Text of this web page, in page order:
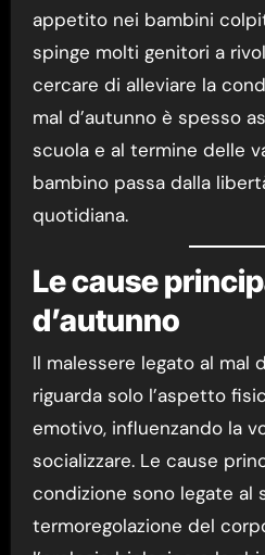
appetito nei bambini
spinge molti genitori a
cercare di alleviare la
mal d’autunno è spesso
scuola e al termine delle
bambino passa dalla
quotidiana.
Le cause
d’autunno
Il malessere legato al mal
riguarda solo l’aspetto
emotivo, influenzando la
socializzare. Le cause
condizione sono legate al
termoregolazione del